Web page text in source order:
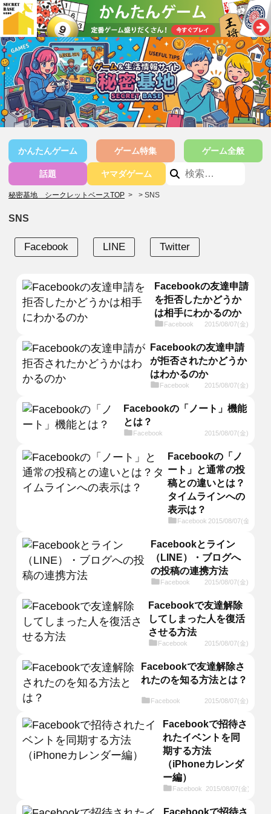
かんたんゲーム ゲーム特集 ゲーム全般
話題 ヤマダゲーム
秘密基地 シークレットベースTOP > SNS
SNS
Facebook LINE Twitter
Facebookの友達申請
を拒否したかどうか
は相手にわかるのか
Facebook 2015/08/07(金)
Facebookの友達申請
が拒否されたかどうか
はわかるのか
Facebook 2015/08/07(金)
Facebookの「ノート」機能
とは？
Facebook 2015/08/07(金)
Facebookの「ノ
ート」と通常の投
稿との違いとは？
タイムラインへの
表示は？
Facebook 2015/08/07(金)
Facebookとライン
（LINE）・ブログへ
の投稿の連携方法
Facebook 2015/08/07(金)
Facebookで友達解除
してしまった人を復活
させる方法
Facebook 2015/08/07(金)
Facebookで友達解除さ
れたのを知る方法とは？
Facebook 2015/08/07(金)
Facebookで招待さ
れたイベントを同
期する方法
（iPhoneカレンダ
ー編）
Facebook 2015/08/07(金)
Facebookで招待さ